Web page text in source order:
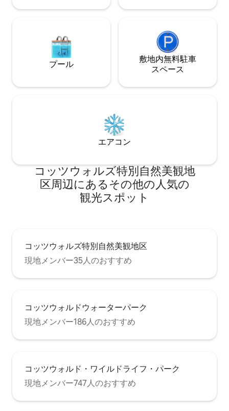
プール
敷地内無料駐⁠車
ス⁠ペ⁠ー⁠ス
エアコン
コッツウォルズ特別自然美観地
区⁠周⁠辺⁠に⁠あ⁠るそ⁠の⁠他⁠の人⁠気⁠の
観⁠光⁠ス⁠ポ⁠ッ⁠ト
コッツウォルズ特別自然美観地区
現地メンバー35人のおすすめ
コッツウォルドウォーターパーク
現地メンバー186人のおすすめ
コッツウォルド・ワイルドライフ・パーク
現地メンバー747人のおすすめ